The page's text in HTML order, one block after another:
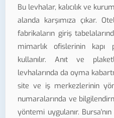
Bu levhalar, kalıcılık ve
alanda karşımıza çıkar.
fabrikaların giriş
mimarlık ofislerinin kapı
kullanılır. Anıt ve
levhalarında da oyma
site ve iş merkezlerinin
numaralarında ve
yöntemi uygulanır.